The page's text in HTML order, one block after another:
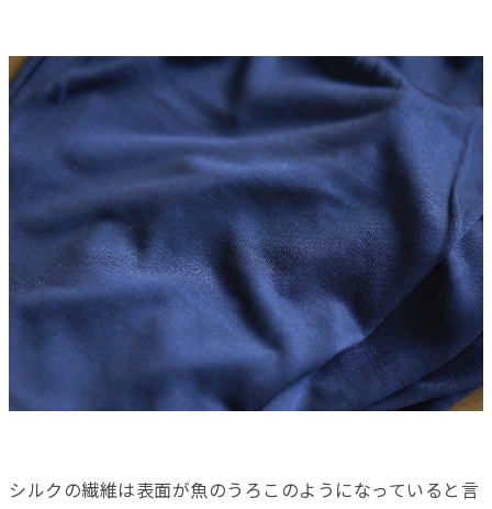
シルクの繊維は表面が魚のうろこのようになっていると言